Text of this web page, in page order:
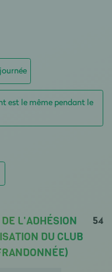
est le même pendant le
L'ADHÉSION
DU CLUB
54